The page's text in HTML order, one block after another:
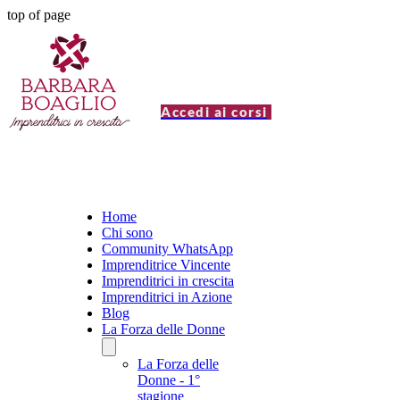
top of page
Accedi ai corsi
Home
Chi sono
Community WhatsApp
Imprenditrice Vincente
Imprenditrici in crescita
Imprenditrici in Azione
Blog
La Forza delle Donne
La Forza delle
Donne - 1°
stagione